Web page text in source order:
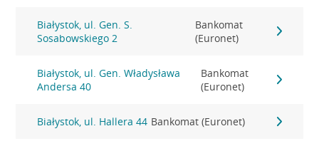
Białystok, ul. Gen. S.
Sosabowskiego 2
Bankomat
(Euronet)
Białystok, ul. Gen. Władysława
Andersa 40
Bankomat
(Euronet)
Białystok, ul. Hallera 44 Bankomat (Euronet)